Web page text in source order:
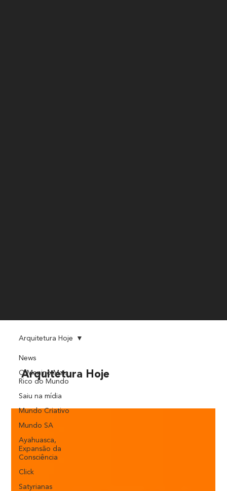
News
O Menino Mais
Rico do Mundo
Saiu na mídia
Mundo Criativo
Mundo SA
Ayahuasca,
Expansão da
Consciência
Click
Satyrianas
Arquitetura Hoje
Arquitetura Hoje